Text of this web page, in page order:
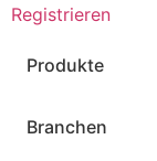
Registrieren
Produkte
Branchen